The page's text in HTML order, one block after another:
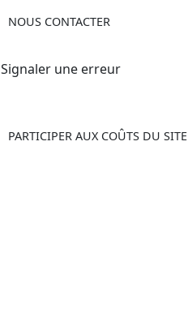
NOUS CONTACTER
Signaler une erreur
PARTICIPER AUX COÛTS DU SITE